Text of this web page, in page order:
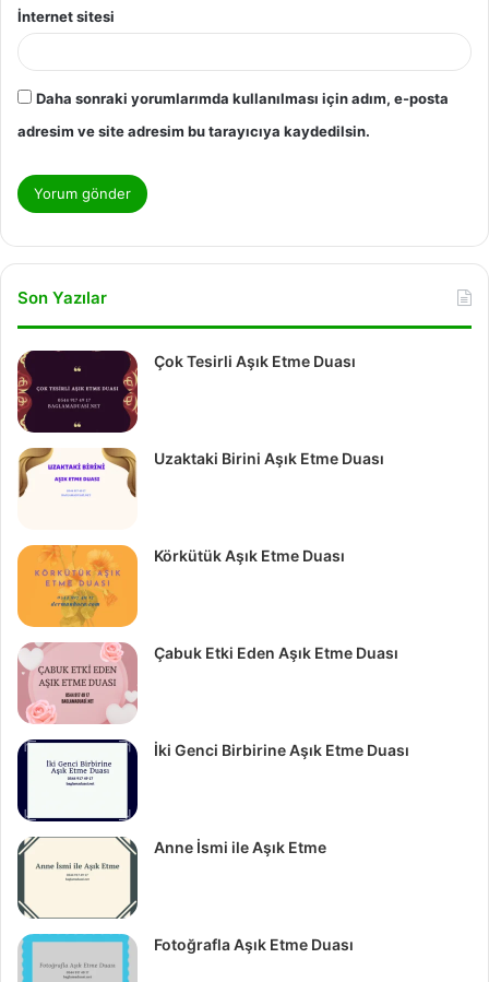
İnternet sitesi
Daha sonraki yorumlarımda kullanılması için adım, e-posta
adresim ve site adresim bu tarayıcıya kaydedilsin.
Son Yazılar
Çok Tesirli Aşık Etme Duası
Uzaktaki Birini Aşık Etme Duası
Körkütük Aşık Etme Duası
Çabuk Etki Eden Aşık Etme Duası
İki Genci Birbirine Aşık Etme Duası
Anne İsmi ile Aşık Etme
Fotoğrafla Aşık Etme Duası